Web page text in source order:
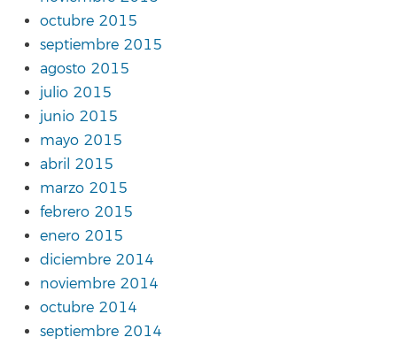
octubre 2015
septiembre 2015
agosto 2015
julio 2015
junio 2015
mayo 2015
abril 2015
marzo 2015
febrero 2015
enero 2015
diciembre 2014
noviembre 2014
octubre 2014
septiembre 2014